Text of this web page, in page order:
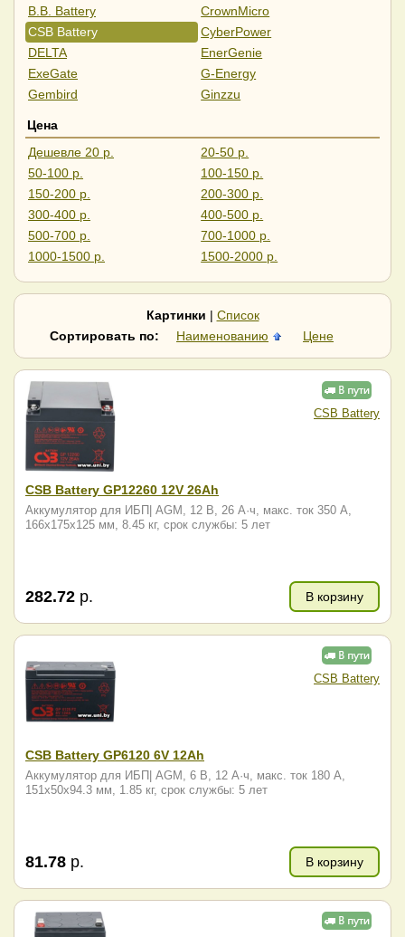
B.B. Battery
CrownMicro
CSB Battery
CyberPower
DELTA
EnerGenie
ExeGate
G-Energy
Gembird
Ginzzu
Marsriva
Ortea
Orvaldi
Powercom
PowerMan
Security Force
SmartWatt
SVC
Sven
Systeme Electric
Ventura
Winner
Yellow
Zubr
Импульс
Сайбер Электро
Цена
Дешевле 20 р.
20-50 р.
50-100 р.
100-150 р.
150-200 р.
200-300 р.
300-400 р.
400-500 р.
500-700 р.
700-1000 р.
1000-1500 р.
1500-2000 р.
Картинки | Список
Сортировать по:
Наименованию Цене
CSB Battery
CSB Battery GP12260 12V 26Ah
Аккумулятор для ИБП| AGM, 12 В, 26 А·ч, макс. ток 350 А,
166x175x125 мм, 8.45 кг, срок службы: 5 лет
282.72 р. В корзину
CSB Battery
CSB Battery GP6120 6V 12Ah
Аккумулятор для ИБП| AGM, 6 В, 12 А·ч, макс. ток 180 А,
151x50x94.3 мм, 1.85 кг, срок службы: 5 лет
81.78 р. В корзину